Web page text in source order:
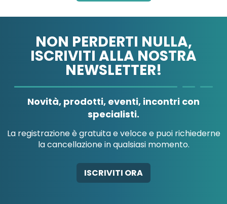
A.MENARINI
A.MENARINI
AB-GLOBAL SRL
ABBATE A&V PHARMA
NON PERDERTI NULLA,
ISCRIVITI ALLA NOSTRA
NEWSLETTER!
Novità, prodotti, eventi, incontri con
specialisti.
La registrazione è gratuita e veloce e puoi richiederne
la cancellazione in qualsiasi momento.
ISCRIVITI ORA